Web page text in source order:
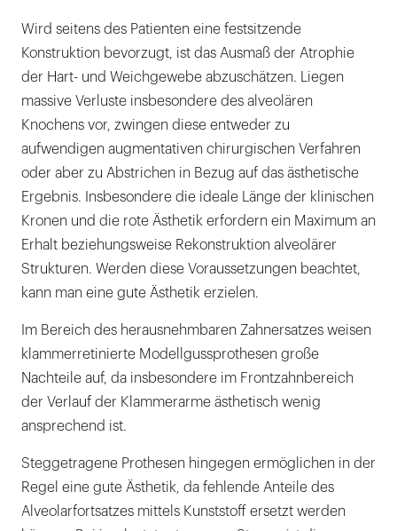
Wird seitens des Patienten eine festsitzende
Konstruktion bevorzugt, ist das Ausmaß der Atrophie
der Hart- und Weichgewebe abzuschätzen. Liegen
massive Verluste insbesondere des alveolären
Knochens vor, zwingen diese entweder zu
aufwendigen augmentativen chirurgischen Verfahren
oder aber zu Abstrichen in Bezug auf das ästhetische
Ergebnis. Insbesondere die ideale Länge der klinischen
Kronen und die rote Ästhetik erfordern ein Maximum an
Erhalt beziehungsweise Rekonstruktion alveolärer
Strukturen. Werden diese Voraussetzungen beachtet,
kann man eine gute Ästhetik erzielen.
Im Bereich des herausnehmbaren Zahnersatzes weisen
klammerretinierte Modellgussprothesen große
Nachteile auf, da insbesondere im Frontzahnbereich
der Verlauf der Klammerarme ästhetisch wenig
ansprechend ist.
Steggetragene Prothesen hingegen ermöglichen in der
Regel eine gute Ästhetik, da fehlende Anteile des
Alveolarfortsatzes mittels Kunststoff ersetzt werden